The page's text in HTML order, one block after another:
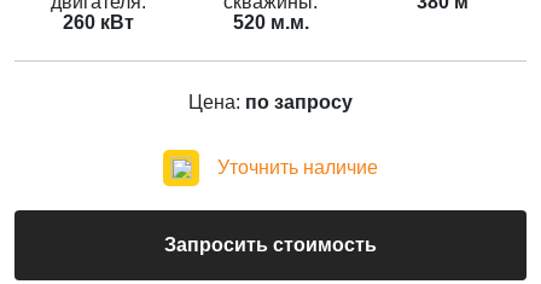
260 кВт
520 м.м.
Цена: по запросу
Уточнить наличие
Запросить стоимость